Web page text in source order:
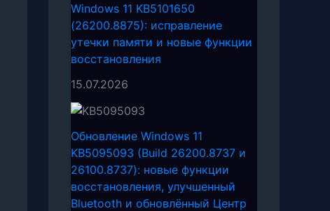
Windows 11 KB5101650
(26200.8875): исправление
утечки памяти и новые функции
восстановления
15.07.2026
Обновление Windows 11
KB5095093 (Build 26200.8737 и
26100.8737): новые функции
восстановления, улучшенный
Bluetooth и обновлённый Центр